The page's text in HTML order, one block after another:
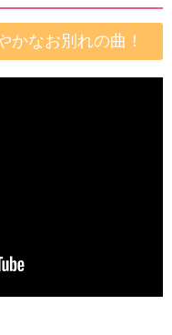
かなお別れの曲！